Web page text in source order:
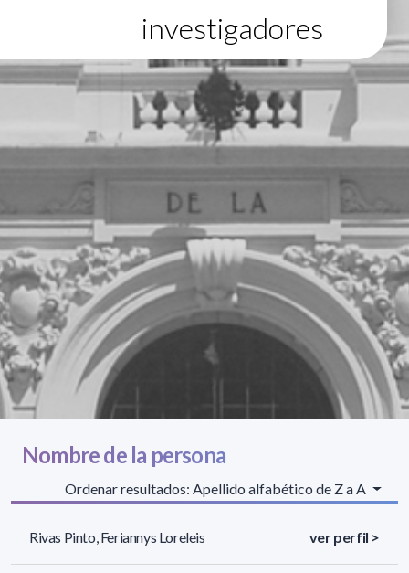
investigadores
Nombre de la persona
Ordenar resultados: Apellido alfabético de Z a A
Rivas Pinto, Feriannys Loreleis ver perfil >